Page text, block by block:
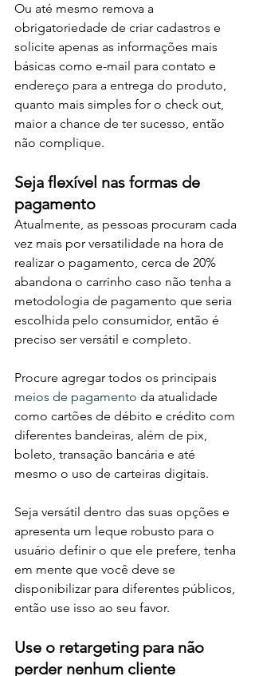
Ou até mesmo remova a
obrigatoriedade de criar cadastros e
solicite apenas as informações mais
básicas como e-mail para contato e
endereço para a entrega do produto,
quanto mais simples for o check out,
maior a chance de ter sucesso, então
não complique.
Seja flexível nas formas de
pagamento
Atualmente, as pessoas procuram cada
vez mais por versatilidade na hora de
realizar o pagamento, cerca de 20%
abandona o carrinho caso não tenha a
metodologia de pagamento que seria
escolhida pelo consumidor, então é
preciso ser versátil e completo.
Procure agregar todos os principais
meios de pagamento da atualidade
como cartões de débito e crédito com
diferentes bandeiras, além de pix,
boleto, transação bancária e até
mesmo o uso de carteiras digitais.
Seja versátil dentro das suas opções e
apresenta um leque robusto para o
usuário definir o que ele prefere, tenha
em mente que você deve se
disponibilizar para diferentes públicos,
então use isso ao seu favor.
Use o retargeting para não
perder nenhum cliente